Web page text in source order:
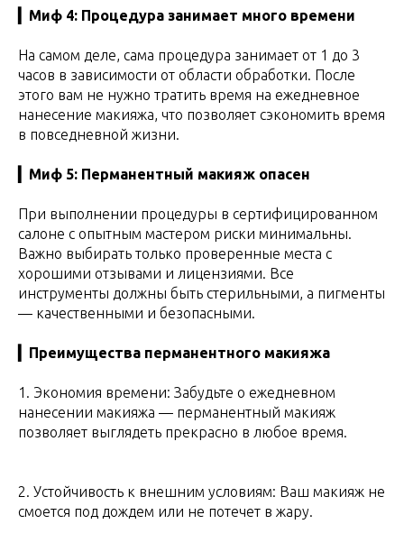
▎Миф 4: Процедура занимает много времени
На самом деле, сама процедура занимает от 1 до 3
часов в зависимости от области обработки. После
этого вам не нужно тратить время на ежедневное
нанесение макияжа, что позволяет сэкономить время
в повседневной жизни.
▎Миф 5: Перманентный макияж опасен
При выполнении процедуры в сертифицированном
салоне с опытным мастером риски минимальны.
Важно выбирать только проверенные места с
хорошими отзывами и лицензиями. Все
инструменты должны быть стерильными, а пигменты
— качественными и безопасными.
▎Преимущества перманентного макияжа
1. Экономия времени: Забудьте о ежедневном
нанесении макияжа — перманентный макияж
позволяет выглядеть прекрасно в любое время.
2. Устойчивость к внешним условиям: Ваш макияж не
смоется под дождем или не потечет в жару.